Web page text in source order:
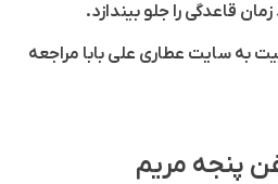
قاعدگی را جلو بیندازد.
به سایت عطاری علی بابا مراجعه
پنجه مریم